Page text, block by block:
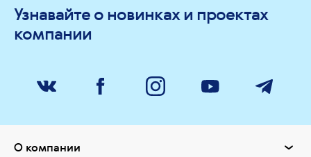
Узнавайте о новинках и проектах
компании
О компании